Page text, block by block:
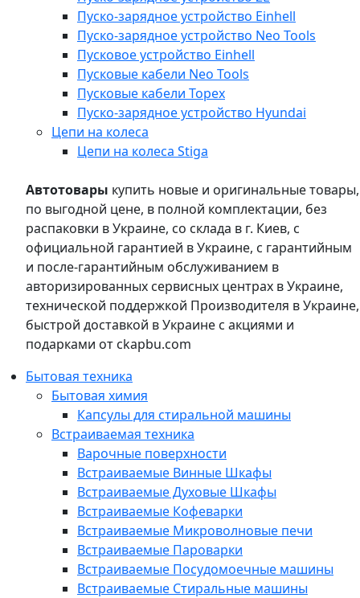
Пуско-зарядное устройство Einhell
Пуско-зарядное устройство Neo Tools
Пусковое устройство Einhell
Пусковые кабели Neo Tools
Пусковые кабели Topex
Пуско-зарядное устройство Hyundai
Цепи на колеса
Цепи на колеса Stiga
Автотовары купить новые и оригинальные товары,
по выгодной цене, в полной комплектации, без
распаковки в Украине, со склада в г. Киев, с
официальной гарантией в Украине, с гарантийным
и после-гарантийным обслуживанием в
авторизированных сервисных центрах в Украине,
технической поддержкой Производителя в Украине,
быстрой доставкой в Украине с акциями и
подарками от ckapbu.com
Бытовая техника
Бытовая химия
Капсулы для стиральной машины
Встраиваемая техника
Варочные поверхности
Встраиваемые Винные Шкафы
Встраиваемые Духовые Шкафы
Встраиваемые Кофеварки
Встраиваемые Микроволновые печи
Встраиваемые Пароварки
Встраиваемые Посудомоечные машины
Встраиваемые Стиральные машины